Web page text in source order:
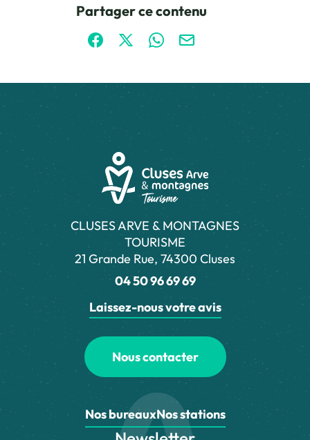
Partager ce contenu
Partager sur Facebook (nouvelle fenêtre)
Partager sur X / Twitter (nouvelle
Partager sur WhatsApp
Partager par mail
CLUSES ARVE & MONTAGNES
TOURISME
21 Grande Rue, 74300 Cluses
04 50 96 69 69
Laissez-nous votre avis
Nous contacter
Nos bureauxNos stations